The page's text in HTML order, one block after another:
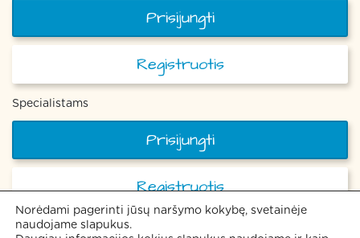
Prisijungti
Registruotis
Specialistams
Prisijungti
Registruotis
Norėdami pagerinti jūsų naršymo kokybę, svetainėje
naudojame slapukus.